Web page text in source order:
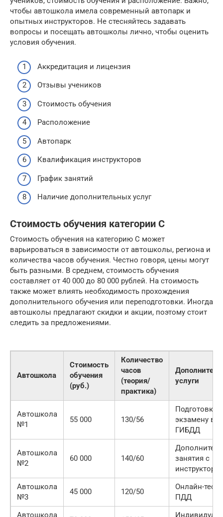
чтобы автошкола имела современный автопарк и
опытных инструкторов. Не стесняйтесь задавать
вопросы и посещать автошколы лично, чтобы оценить
условия обучения.
Аккредитация и лицензия
Отзывы учеников
Стоимость обучения
Расположение
Автопарк
Квалификация инструкторов
График занятий
Наличие дополнительных услуг
Стоимость обучения категории C
Стоимость обучения на категорию C может
варьироваться в зависимости от автошколы, региона и
количества часов обучения. Честно говоря, цены могут
быть разными. В среднем, стоимость обучения
составляет от 40 000 до 80 000 рублей. На стоимость
также может влиять необходимость прохождения
дополнительного обучения или переподготовки. Иногда
автошколы предлагают скидки и акции, поэтому стоит
следить за предложениями.
Автошкола
Стоимость
обучения
(руб.)
Количество
часов
(теория/
практика)
услуги
Автошкола
№1
55 000 130/56
Подготовка к
экзамену в
ГИБДД
Автошкола
№2
60 000 140/60
занятия с
Автошкола
№3
45 000 120/50
Онлайн-
ПДД
Автошкола